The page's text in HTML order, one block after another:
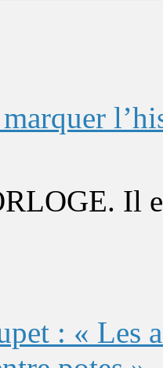
Il
: « Les